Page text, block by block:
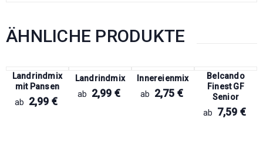
ÄHNLICHE PRODUKTE
Landrindmix
mit Pansen
ab
2,99 €
Landrindmix
ab
2,99 €
Innereienmix
ab
2,75 €
Belcando
Finest GF
Senior
ab
7,59 €